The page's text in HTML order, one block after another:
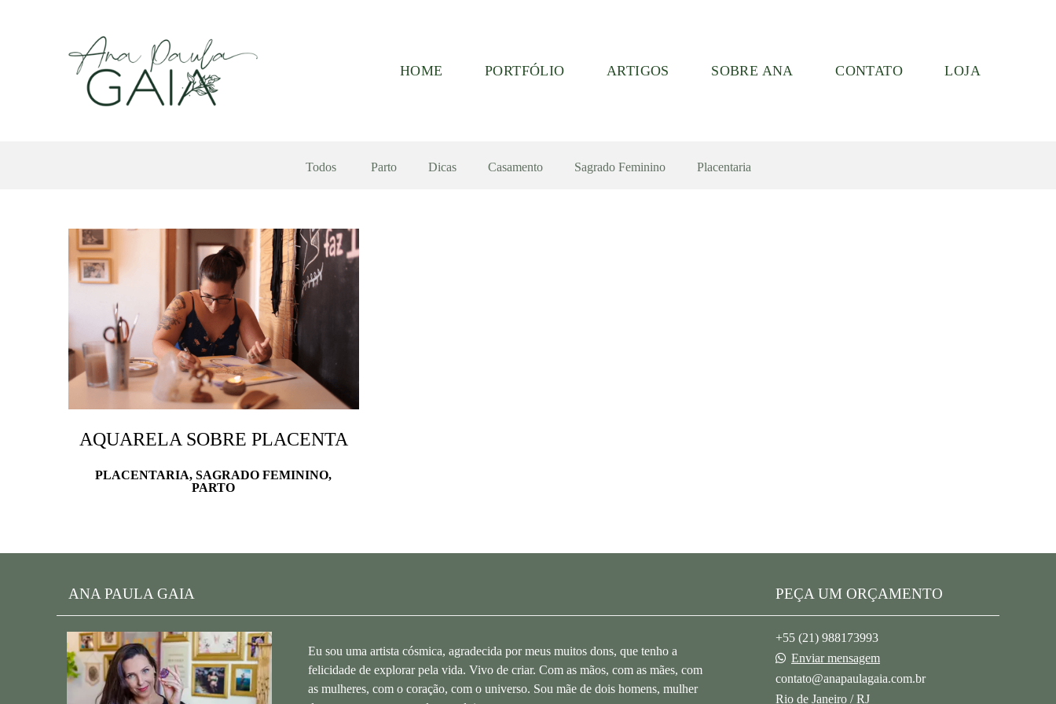
HOME PORTFÓLIO ARTIGOS SOBRE ANA CONTATO LOJA
Todos Parto Dicas Casamento Sagrado Feminino Placentaria
AQUARELA SOBRE PLACENTA
PLACENTARIA, SAGRADO FEMININO,
PARTO
ANA PAULA GAIA
Eu sou uma artista cósmica, agradecida por meus muitos dons, que tenho a
felicidade de explorar pela vida. Vivo de criar. Com as mãos, com as mães, com
as mulheres, com o coração, com o universo. Sou mãe de dois homens, mulher
PEÇA UM ORÇAMENTO
+55 (21) 988173993
Enviar mensagem
contato@anapaulagaia.com.br
Rio de Janeiro / RJ